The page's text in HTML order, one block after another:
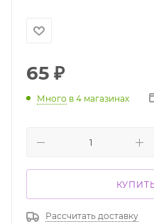
65 ₽
Много в 4 магазинах
Рассчитать доставку